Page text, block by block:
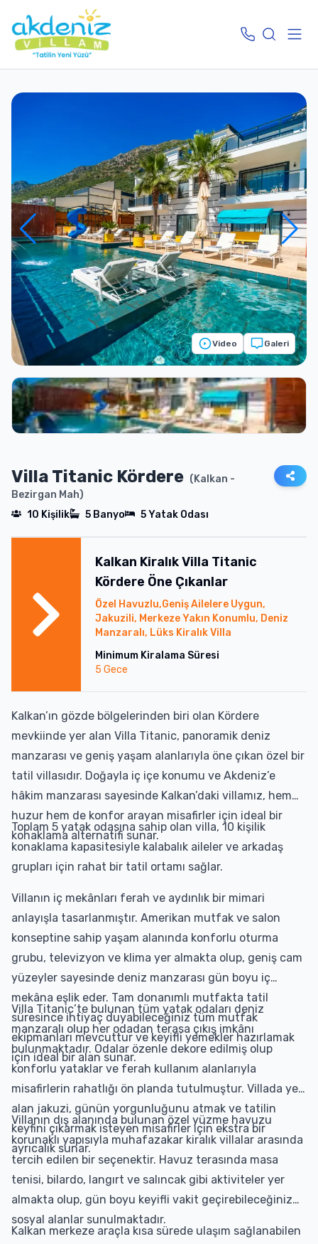
Video Galeri
Villa Titanic Kördere (Kalkan -
Bezirgan Mah)
10 Kişilik 5 Banyo 5Yatak Odası
Kalkan KiralıkVilla Titanic
Kördere Öne Çıkanlar
Özel Havuzlu,Geniş Ailelere Uygun,
Jakuzili, Merkeze Yakın Konumlu, Deniz
Manzaralı, Lüks Kiralık Villa
Minimum Kiralama Süresi
5 Gece
Kalkan’ın gözde bölgelerinden biri olan Kördere
mevkiinde yer alan Villa Titanic, panoramik deniz
manzarası ve geniş yaşam alanlarıyla öne çıkan özel bir
tatil villasıdır. Doğayla iç içe konumu ve Akdeniz’e
hâkim manzarası sayesinde Kalkan’daki villamız, hem
huzur hem de konfor arayan misafirler için ideal bir
konaklama alternatifi sunar.
Toplam 5 yatak odasına sahip olan villa, 10 kişilik
konaklama kapasitesiyle kalabalık aileler ve arkadaş
grupları için rahat bir tatil ortamı sağlar.
Villanın iç mekânları ferah ve aydınlık bir mimari
anlayışla tasarlanmıştır. Amerikan mutfak ve salon
konseptine sahip yaşam alanında konforlu oturma
grubu, televizyon ve klima yer almakta olup, geniş cam
yüzeyler sayesinde deniz manzarası gün boyu iç
mekâna eşlik eder. Tam donanımlı mutfakta tatil
süresince ihtiyaç duyabileceğiniz tüm mutfak
ekipmanları mevcuttur ve keyifli yemekler hazırlamak
için ideal bir alan sunar.
Villa Titanic’te bulunan tüm yatak odaları deniz
manzaralı olup her odadan terasa çıkış imkânı
bulunmaktadır. Odalar özenle dekore edilmiş olup
konforlu yataklar ve ferah kullanım alanlarıyla
misafirlerin rahatlığı ön planda tutulmuştur. Villada yer
alan jakuzi, günün yorgunluğunu atmak ve tatilin
keyfini çıkarmak isteyen misafirler için ekstra bir
ayrıcalık sunar.
Villanın dış alanında bulunan özel yüzme havuzu
korunaklı yapısıyla muhafazakar kiralık villalar arasında
tercih edilen bir seçenektir. Havuz terasında masa
tenisi, bilardo, langırt ve salıncak gibi aktiviteler yer
almakta olup, gün boyu keyifli vakit geçirebileceğiniz
sosyal alanlar sunulmaktadır.
Kalkan merkeze araçla kısa sürede ulaşım sağlanabilen